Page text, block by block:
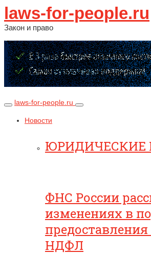
laws-for-people.ru
Закон и право
laws-for-people.ru
Новости
ЮРИДИЧЕСКИЕ
ФНС России
изменениях в
НДФЛ